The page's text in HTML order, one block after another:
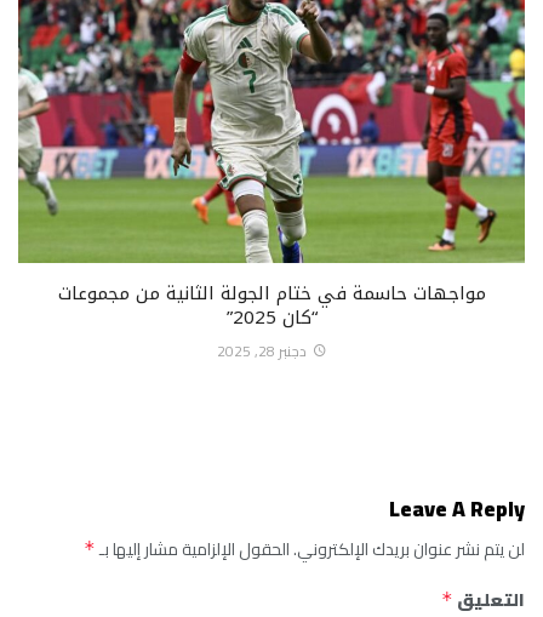
مواجهات حاسمة في ختام الجولة الثانية من مجموعات
“كان 2025”
دجنبر 28, 2025
Leave A Reply
لن يتم نشر عنوان بريدك الإلكتروني.الحقول الإلزامية مشار إليها بـ*
التعليق *